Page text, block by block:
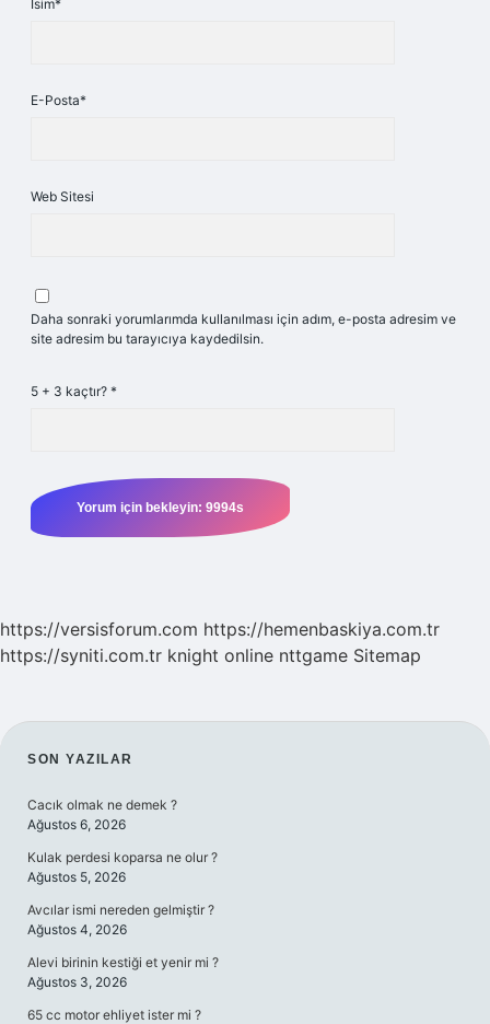
İsim*
E-Posta*
Web Sitesi
Daha sonraki yorumlarımda kullanılması için adım, e-posta adresim ve
site adresim bu tarayıcıya kaydedilsin.
5 + 3 kaçtır? *
https://versisforum.com https://hemenbaskiya.com.tr
https://syniti.com.tr knight online nttgame Sitemap
SIDEBAR
SON YAZILAR
Cacık olmak ne demek ?
Ağustos 6, 2026
Kulak perdesi koparsa ne olur ?
Ağustos 5, 2026
Avcılar ismi nereden gelmiştir ?
Ağustos 4, 2026
Alevi birinin kestiği et yenir mi ?
Ağustos 3, 2026
65 cc motor ehliyet ister mi ?